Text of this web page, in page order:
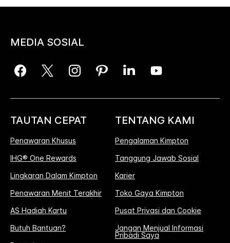
MEDIA SOSIAL
TAUTAN CEPAT
Penawaran Khusus
IHG® One Rewards
Lingkaran Dalam Kimpton
Penawaran Menit Terakhir
AS Hadiah Kartu
Butuh Bantuan?
TENTANG KAMI
Pengalaman Kimpton
Tanggung Jawab Sosial
Karier
Toko Gaya Kimpton
Pusat Privasi dan Cookie
Jangan Menjual Informasi
Pribadi Saya